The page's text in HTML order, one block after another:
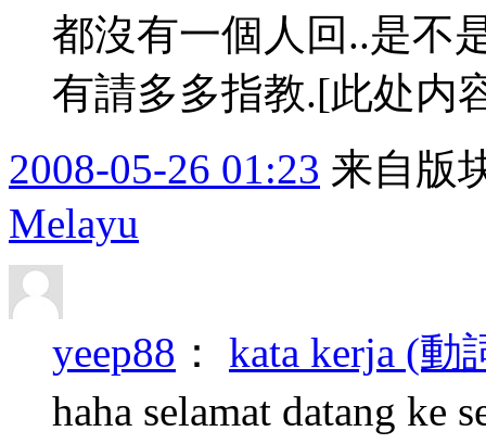
都沒有一個人回..是不
有請多多指教.[此处内
2008-05-26 01:23 来自版
Melayu
yeep88 ： kata kerja (動
haha selamat datang ke